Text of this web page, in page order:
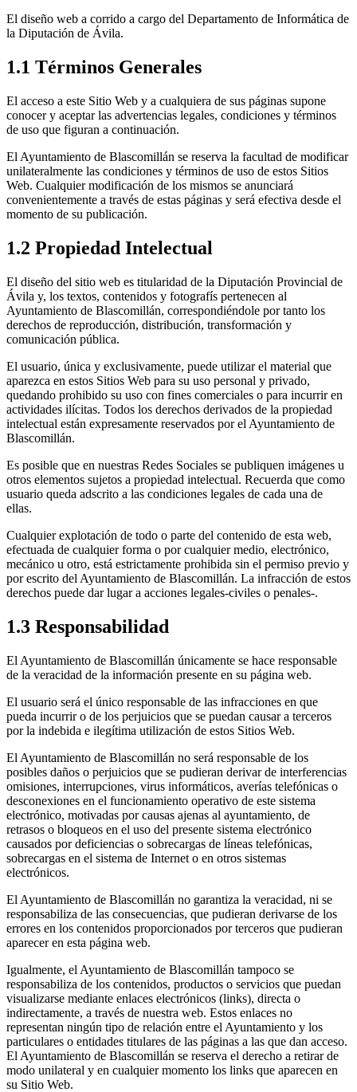
El diseño web a corrido a cargo del Departamento de Informática de
la Diputación de Ávila.
1.1 Términos Generales
El acceso a este Sitio Web y a cualquiera de sus páginas supone
conocer y aceptar las advertencias legales, condiciones y términos
de uso que figuran a continuación.
El Ayuntamiento de Blascomillán se reserva la facultad de modificar
unilateralmente las condiciones y términos de uso de estos Sitios
Web. Cualquier modificación de los mismos se anunciará
convenientemente a través de estas páginas y será efectiva desde el
momento de su publicación.
1.2 Propiedad Intelectual
El diseño del sitio web es titularidad de la Diputación Provincial de
Ávila y, los textos, contenidos y fotografís pertenecen al
Ayuntamiento de Blascomillán, correspondiéndole por tanto los
derechos de reproducción, distribución, transformación y
comunicación pública.
El usuario, única y exclusivamente, puede utilizar el material que
aparezca en estos Sitios Web para su uso personal y privado,
quedando prohibido su uso con fines comerciales o para incurrir en
actividades ilícitas. Todos los derechos derivados de la propiedad
intelectual están expresamente reservados por el Ayuntamiento de
Blascomillán.
Es posible que en nuestras Redes Sociales se publiquen imágenes u
otros elementos sujetos a propiedad intelectual. Recuerda que como
usuario queda adscrito a las condiciones legales de cada una de
ellas.
Cualquier explotación de todo o parte del contenido de esta web,
efectuada de cualquier forma o por cualquier medio, electrónico,
mecánico u otro, está estrictamente prohibida sin el permiso previo y
por escrito del Ayuntamiento de Blascomillán. La infracción de estos
derechos puede dar lugar a acciones legales-civiles o penales-.
1.3 Responsabilidad
El Ayuntamiento de Blascomillán únicamente se hace responsable
de la veracidad de la información presente en su página web.
El usuario será el único responsable de las infracciones en que
pueda incurrir o de los perjuicios que se puedan causar a terceros
por la indebida e ilegítima utilización de estos Sitios Web.
El Ayuntamiento de Blascomillán no será responsable de los
posibles daños o perjuicios que se pudieran derivar de interferencias
omisiones, interrupciones, virus informáticos, averías telefónicas o
desconexiones en el funcionamiento operativo de este sistema
electrónico, motivadas por causas ajenas al ayuntamiento, de
retrasos o bloqueos en el uso del presente sistema electrónico
causados por deficiencias o sobrecargas de líneas telefónicas,
sobrecargas en el sistema de Internet o en otros sistemas
electrónicos.
El Ayuntamiento de Blascomillán no garantiza la veracidad, ni se
responsabiliza de las consecuencias, que pudieran derivarse de los
errores en los contenidos proporcionados por terceros que pudieran
aparecer en esta página web.
Igualmente, el Ayuntamiento de Blascomillán tampoco se
responsabiliza de los contenidos, productos o servicios que puedan
visualizarse mediante enlaces electrónicos (links), directa o
indirectamente, a través de nuestra web. Estos enlaces no
representan ningún tipo de relación entre el Ayuntamiento y los
particulares o entidades titulares de las páginas a las que dan acceso.
El Ayuntamiento de Blascomillán se reserva el derecho a retirar de
modo unilateral y en cualquier momento los links que aparecen en
su Sitio Web.